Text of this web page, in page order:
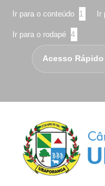
Ir para o conteúdo 1 Ir
Ir para o rodapé 4
Acesso Rápido